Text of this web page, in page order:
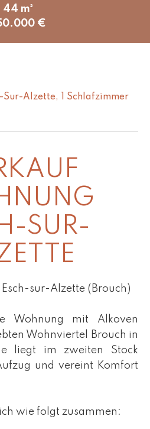
44 m²
€
Sur-Alzette, 1 Schlafzimmer
SUR-
Esch-sur-Alzette (Brouch)
Wohnung mit Alkoven
Wohnviertel Brouch in
liegt im zweiten Stock
und vereint Komfort
wie folgt zusammen: